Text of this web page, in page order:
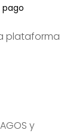
plataforma
y